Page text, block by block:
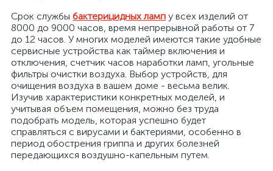
Срок службы бактерицидных ламп у всех изделий от
8000 до 9000 часов, время непрерывной работы от 7
до 12 часов. У многих моделей имеются такие удобные
сервисные устройства как таймер включения и
отключения, счетчик часов наработки ламп, угольные
фильтры очистки воздуха. Выбор устройств, для
очищения воздуха в вашем доме - весьма велик.
Изучив характеристики конкретных моделей, и
учитывая объем помещения, можно без труда
подобрать модель, которая успешно будет
справляться с вирусами и бактериями, особенно в
период обострения гриппа и других болезней
передающихся воздушно-капельным путем.